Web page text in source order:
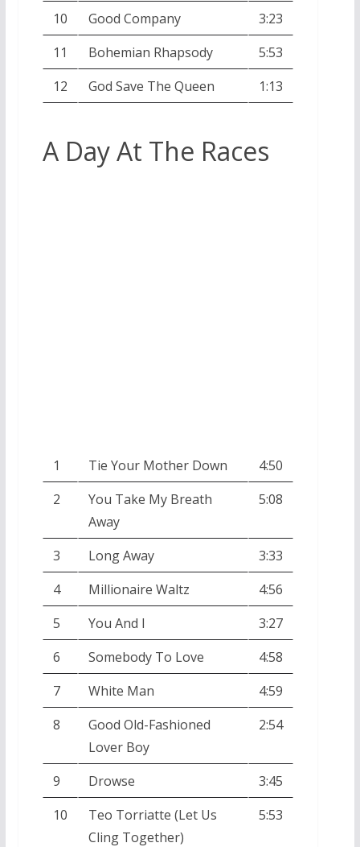
10
Good Company
3:23
11
Bohemian Rhapsody
5:53
12
God Save The Queen 1:13
A Day At The Races
1 Tie Your Mother Down
4:50
2
You Take My Breath
Away
5:08
3 Long Away
3:33
4
Millionaire Waltz
4:56
5
You And I
3:27
6
Somebody To Love
4:58
7
White Man
4:59
8
Good Old-Fashioned
Lover Boy
2:54
9 Drowse
3:45
10
Teo Torriatte (Let Us
Cling Together)
5:53